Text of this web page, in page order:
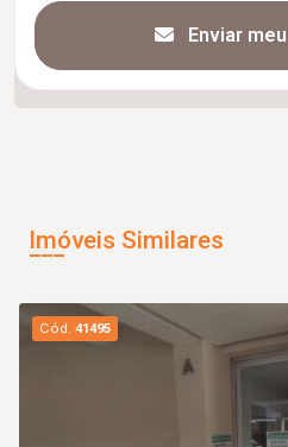
Enviar
Imóveis Similares
Cód.41495